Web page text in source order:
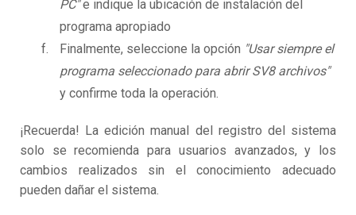
PC"e indique la ubicación de instalación del
programa apropiado
Finalmente, seleccione la opción "Usar siempre el
programa seleccionado para abrir SV8 archivos"
y confirme toda la operación.
¡Recuerda! La edición manual del registro del sistema
solo se recomienda para usuarios avanzados, y los
cambios realizados sin el conocimiento adecuado
pueden dañar el sistema.